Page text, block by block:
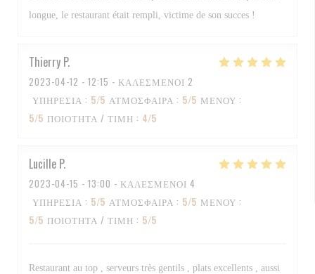
longue, le restaurant était rempli, victime de son succes !
Thierry P
2023-04-12 - 12:15 - ΚΑΛΕΣΜΈΝΟΙ 2
ΥΠΗΡΕΣΊΑ : 5/5 ΑΤΜΌΣΦΑΙΡΑ : 5/5 ΜΕΝΟΎ :
5/5 ΠΟΙΌΤΗΤΑ / ΤΙΜΉ : 4/5
Lucille P
2023-04-15 - 13:00 - ΚΑΛΕΣΜΈΝΟΙ 4
ΥΠΗΡΕΣΊΑ : 5/5 ΑΤΜΌΣΦΑΙΡΑ : 5/5 ΜΕΝΟΎ :
5/5 ΠΟΙΌΤΗΤΑ / ΤΙΜΉ : 5/5
Restaurant au top , serveurs très gentils , plats excellents , aussi